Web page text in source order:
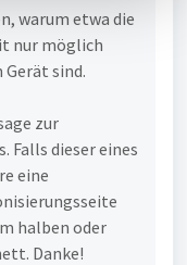
warum etwa die
nur möglich
Gerät sind.
zur
Falls dieser eines
eine
halben oder
Danke!